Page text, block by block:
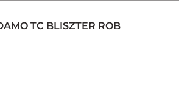
TC BLISZTER ROB